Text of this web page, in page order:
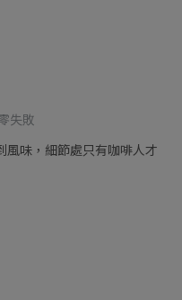
失敗
風味，細節處只有咖啡人才